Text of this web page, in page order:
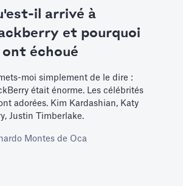
il arrivé à
et pourquoi
ont échoué
moi simplement de le dire :
était énorme. Les célébrités
adorées. Kim Kardashian, Katy
Justin Timberlake.
Montes de Oca